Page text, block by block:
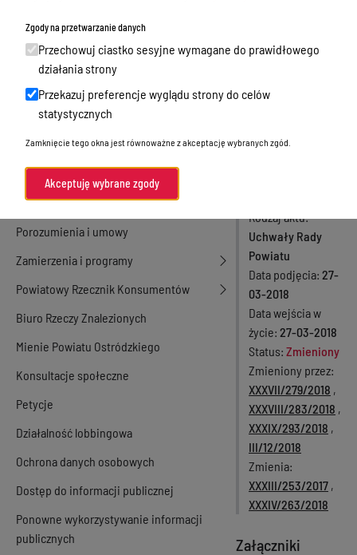
Akty Prawne
Rejestry, ewidencje i archiwa
Budżet
Organizacja działania samorządu
powiatowego
Organy Powiatu
Oświadczenia majątkowe
Porozumienia i umowy
Zamierzenia i programy
Powiatowy Rzecznik Konsumentów
Biuro Rzeczy Znalezionych
Mienie Powiatu Ostródzkiego
Konsultacje społeczne
Petycje
Działalność lobbingowa
Ochrona danych osobowych
Dostęp do informacji publicznej
Ponowne wykorzystywanie informacji
publicznych
Powiatu
Ostródzkiego
2031
Rodzaj aktu
Uchwały Rady
Powiatu
Data podjęcia 27-
03-2018
Data wejścia w
życie 27-03-2018
Status Zmieniony
Zmieniony przez
XXXVII/279/2018 ,
XXXVIII/283/2018 ,
XXXIX/293/2018 ,
III/12/2018
Zmienia
XXXIII/253/2017 ,
XXXIV/263/2018
Załączniki
Zgody na przetwarzanie danych
Przechowuj ciastko sesyjne wymagane do prawidłowego
działania strony
Przekazuj preferencje wyglądu strony do celów
statystycznych
Zamknięcie tego okna jest równoważne z akceptację wybranych zgód.
Akceptuję wybrane zgody